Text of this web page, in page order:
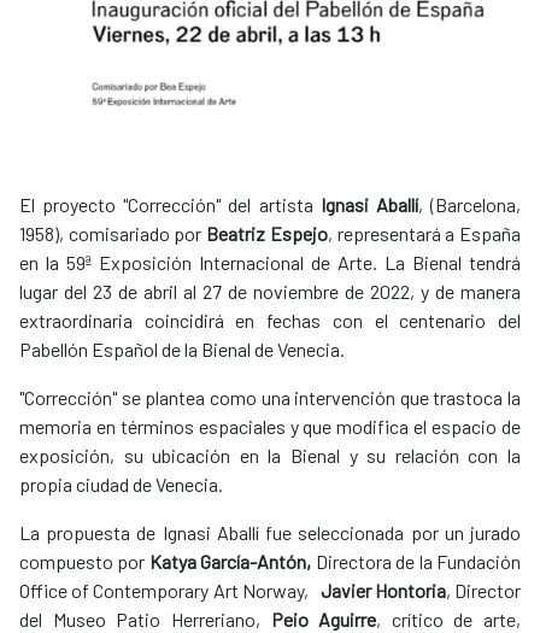
El proyecto "Corrección" del artista Ignasi Aballí, (Barcelona,
1958), comisariado por Beatriz Espejo, representará a España
en la 59ª Exposición Internacional de Arte. La Bienal tendrá
lugar del 23 de abril al 27 de noviembre de 2022, y de manera
extraordinaria coincidirá en fechas con el centenario del
Pabellón Español de la Bienal de Venecia.
"Corrección" se plantea como una intervención que trastoca la
memoria en términos espaciales y que modifica el espacio de
exposición, su ubicación en la Bienal y su relación con la
propia ciudad de Venecia.
La propuesta de Ignasi Aballí fue seleccionada por un jurado
compuesto por Katya García-Antón, Directora de la Fundación
Office of Contemporary Art Norway, Javier Hontoria, Director
del Museo Patio Herreriano, Peio Aguirre, crítico de arte,